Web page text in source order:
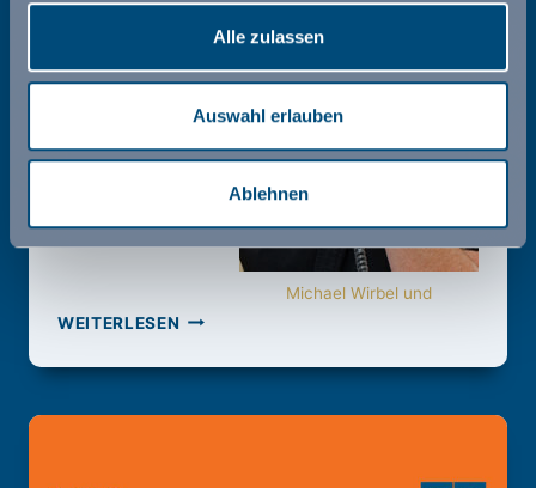
Alle zulassen
Auswahl erlauben
Ablehnen
Michael Wirbel und
WEITERLESEN C-
SAARBRÜCKEN